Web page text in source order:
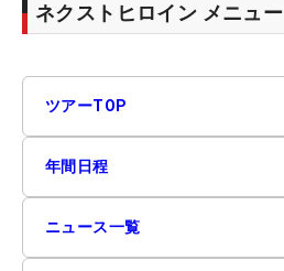
ネクストヒロイン メニュー
ツアーTOP
年間日程
ニュース一覧